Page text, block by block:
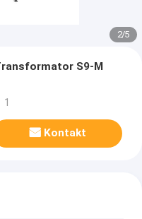
2/5
S9-M
1
Kontakt